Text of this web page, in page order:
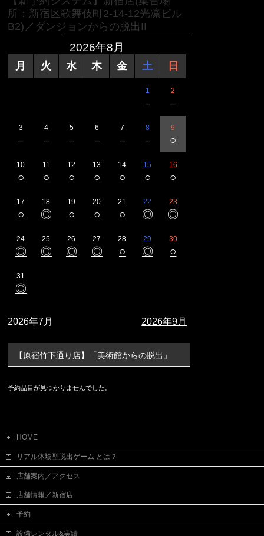
所：新宿区歌舞伎町2-14-12光凛ビル
B2)／ダンジョンからの脱出II
2026年8月
月 火 水 木 金 土 日
1
－
2
－
3
－
4
－
5
－
6
－
7
－
8
－
9
○
10
○
11
○
12
○
13
○
14
○
15
○
16
○
17
○
18
◎
19
○
20
○
21
○
22
◎
23
◎
24
◎
25
◎
26
◎
27
◎
28
○
29
◎
30
○
31
◎
2026年7月 2026年9月
【原宿竹下通り店】「美術館からの脱出」
予約品目が見つかりませんでした。
HOME
リアル体験型脱出ゲーム とは？
店舗案内／アクセス
店舗情報／新宿店
予約
設備レンタル&実績